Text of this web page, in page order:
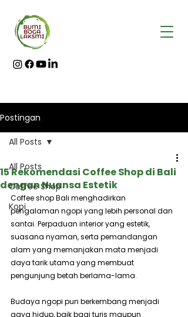
Postingan
All Posts
Coffee Shop
Kopi
All Posts
15 Rekomendasi Coffee Shop di Bali
dengan Nuansa Estetik
Coffee shop Bali menghadirkan
pengalaman ngopi yang lebih personal dan
santai. Perpaduan interior yang estetik,
suasana nyaman, serta pemandangan
alam yang memanjakan mata menjadi
daya tarik utama yang membuat
pengunjung betah berlama-lama.
Budaya ngopi pun berkembang menjadi
gaya hidup, baik bagi turis maupun